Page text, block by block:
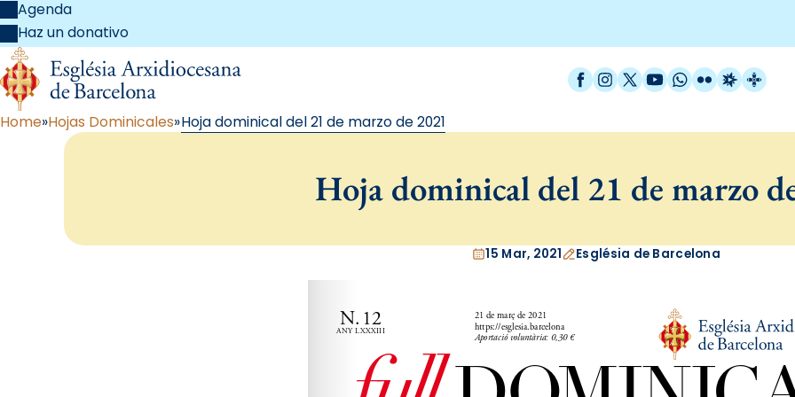
Agenda
Haz un donativo
Facebook
Instagram
X / Twitter
YouTube
WhatsApp
FlickrRadio
Home Hojas Dominicales Hoja dominical del 21 de marzo de 2021
Hoja dominical del 21 de marzo
15 Mar, 2021 Església de Barcelona